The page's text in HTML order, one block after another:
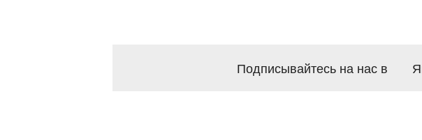
Подписывайтесь на нас в